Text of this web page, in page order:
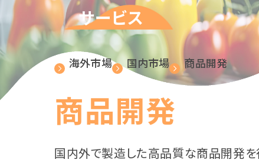
サービス
海外市場 国内市場 商品開発
商品開発
国内外で製造した高品質な商品開発を